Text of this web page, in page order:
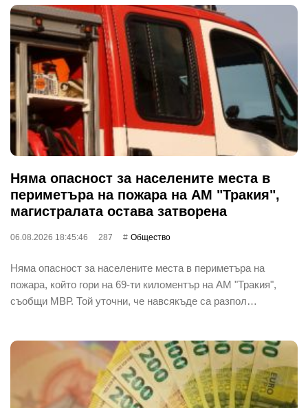
Няма опасност за населените места в
периметъра на пожара на АМ "Тракия",
магистралата остава затворена
06.08.2026 18:45:46 287 Общество
Няма опасност за населените места в периметъра на
пожара, който гори на 69-ти киломентър на АМ "Тракия",
съобщи МВР. Той уточни, че навсякъде са разпол…